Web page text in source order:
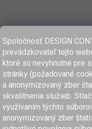
Spoločnosť DESIGN
prevádzkovateľ tejto
ktoré sú nevyhnutné pre
stránky (požadované
a anonymizovaný zber
skvalitnenia služieb.
využívaním týchto
anonymizovaný zber